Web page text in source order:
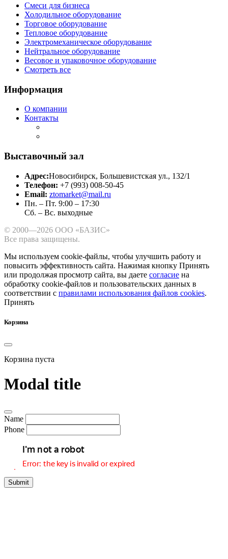
Смеси для бизнеса
Холодильное оборудование
Торговое оборудование
Тепловое оборудование
Электромеханическое оборудование
Нейтральное оборудование
Весовое и упаковочное оборудование
Смотреть все
Информация
О компании
Контакты
Выставочный зал
Адрес:Новосибирск, Большевистская ул., 132/1
Телефон: +7 (993) 008-50-45
Email: ztomarket@mail.ru
Пн. – Пт. 9:00 – 17:30
Сб. – Вс. выходные
© 2000—2026 ООО «БАЗИС»
Все права защищены.
Мы используем cookie-файлы, чтобы улучшить работу и
повысить эффективность сайта. Нажимая кнопку Принять
или продолжая просмотр сайта, вы даете согласие на
обработку cookie-файлов и пользовательских данных в
соответствии с правилами использования файлов cookies.
Принять
Корзина
Корзина пуста
Modal title
Name
Phone
Submit